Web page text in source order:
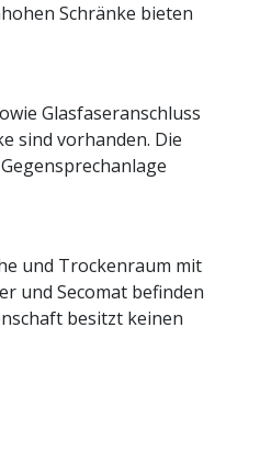
Schränke bieten
Glasfaseranschluss
sind vorhanden. Die
und Trockenraum mit
und Secomat befinden
besitzt keinen